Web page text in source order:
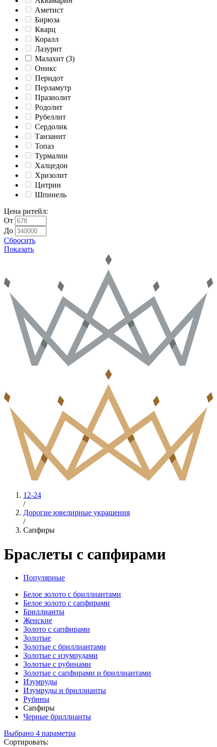
Аметист
Бирюза
Кварц
Коралл
Лазурит
Малахит (3)
Оникс
Перидот
Перламутр
Празиолит
Родолит
Рубеллит
Сердолик
Танзанит
Топаз
Турмалин
Халцедон
Хризолит
Цитрин
Шпинель
Цена ритейл:
От
До
Сбросить
Показать
12-24
/
Дорогие ювелирные украшения
/
Сапфиры
Браслеты с сапфирами
Популярные
Белое золото с бриллиантами
Белое золото с сапфирами
Бриллианты
Женские
Золото с сапфирами
Золотые
Золотые с бриллиантами
Золотые с изумрудами
Золотые с рубинами
Золотые с сапфирами и бриллиантами
Изумруды
Изумруды и бриллианты
Рубины
Сапфиры
Черные бриллианты
Выбрано 4 параметра
Сортировать: